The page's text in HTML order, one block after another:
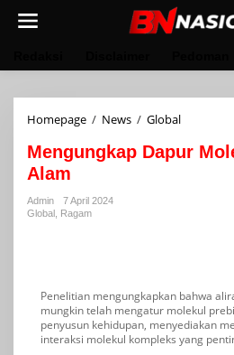
Homepage / News / Global
Molekuler
Mengungkap Dapur
Alam
Admin
7 April 2024
Global Ragam
Penelitian mengungkapkan bahwa
mungkin telah mengatur molekul
penyusun kehidupan, menyediakan
interaksi molekul kompleks yang